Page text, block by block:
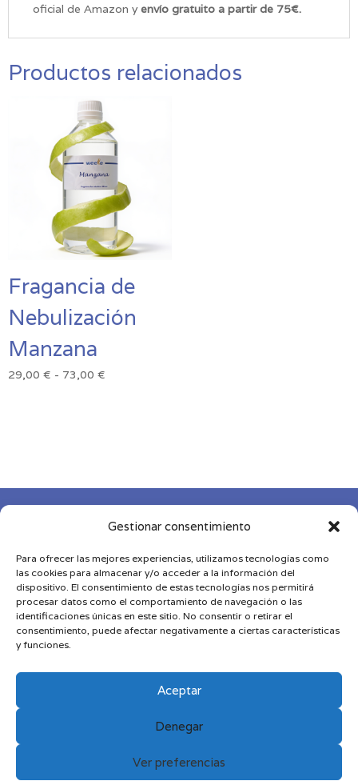
Gestionar consentimiento
Para ofrecer las mejores experiencias, utilizamos tecnologías como
las cookies para almacenar y/o acceder a la información del
dispositivo. El consentimiento de estas tecnologías nos permitirá
procesar datos como el comportamiento de navegación o las
identificaciones únicas en este sitio. No consentir o retirar el
consentimiento, puede afectar negativamente a ciertas características
y funciones.
Aceptar
Denegar
Ver preferencias
oficial de Amazon yenvío gratuito a partir de 75€.
Productos relacionados
Fragancia de
Nebulización
Manzana
29,00 € - 73,00 €



Política de Cookies
y Condiciones